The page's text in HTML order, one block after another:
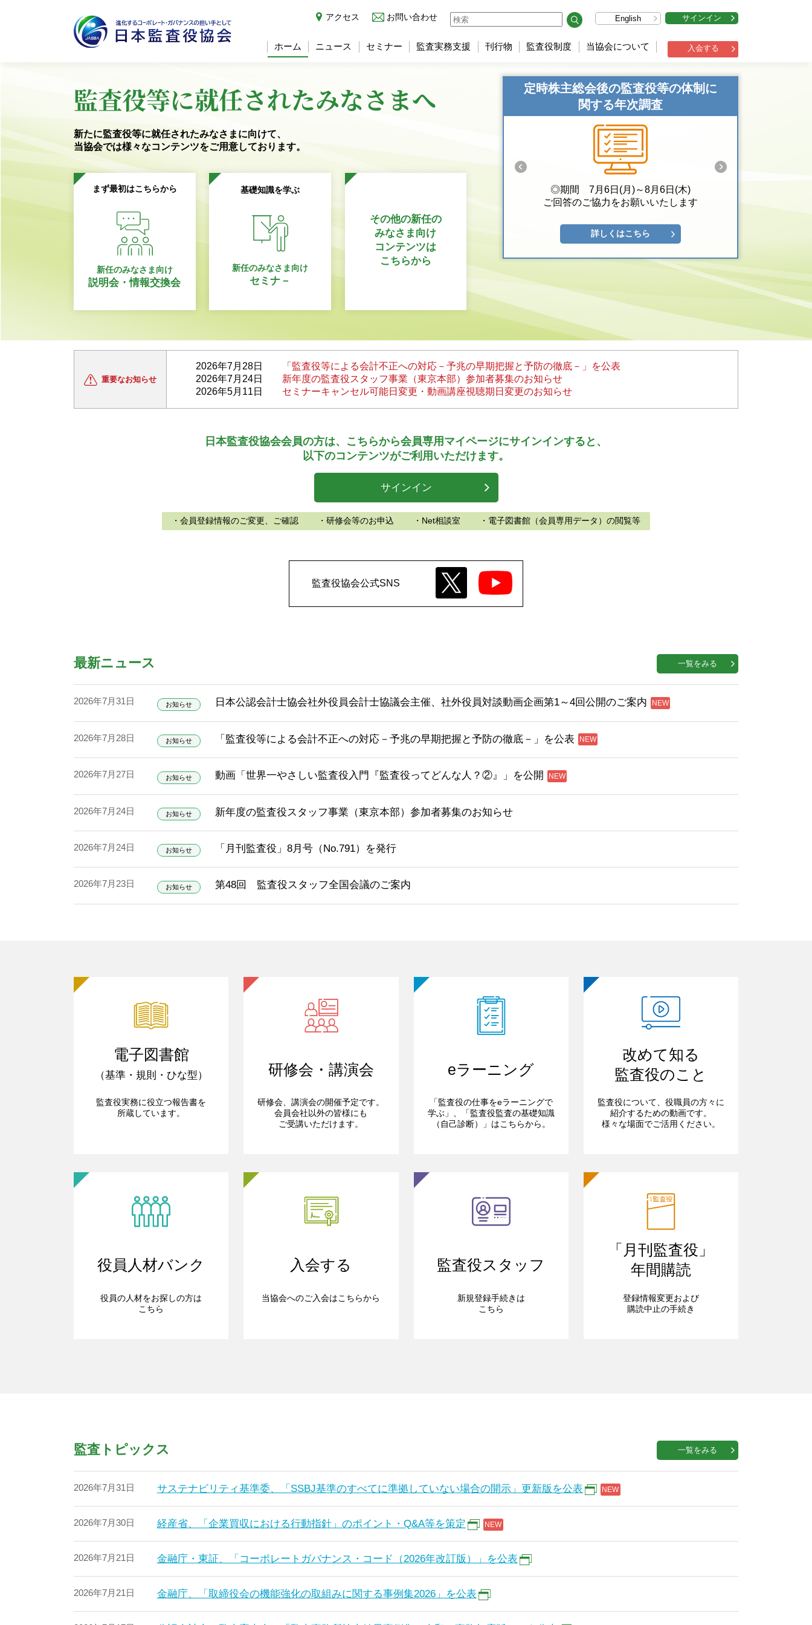
ホーム ニュース セミナー 監査実務支援 刊行物 監査役制度 当協会について 入会する
アクセス お問い合わせ English サインイン
監査役等に就任されたみなさまへ
新たに監査役等に就任されたみなさまに向けて、
当協会では様々なコンテンツをご用意しております。
まず最初はこちらから
新任のみなさま向け
説明会・情報交換会
基礎知識を学ぶ
新任のみなさま向け
セミナ－
その他の新任の
みなさま向け
コンテンツは
こちらから
定時株主総会後の監査役等の体制に
関する年次調査
◎期間 7月6日(月)～8月6日(木)
ご回答のご協力をお願いいたします
詳しくはこちら
重要なお知らせ
2026年7月28日
「監査役等による会計不正への対応－予兆の早期把握と予防の徹底－」を公表
2026年7月24日
新年度の監査役スタッフ事業（東京本部）参加者募集のお知らせ
2026年5月11日
セミナーキャンセル可能日変更・動画講座視聴期日変更のお知らせ
日本監査役協会会員の方は、 こちらから会員専用マイページにサインインすると、
以下のコンテンツがご利用いただけます。
サインイン
・会員登録情報のご変更、ご確認 ・研修会等のお申込 ・Net相談室 ・電子図書館（会員専用データ）の閲覧等
監査役協会公式SNS
最新ニュース 一覧をみる
2026年7月31日 お知らせ 日本公認会計士協会社外役員会計士協議会主催、社外役員対談動画企画第1～4回公開のご案内
2026年7月28日 お知らせ 「監査役等による会計不正への対応－予兆の早期把握と予防の徹底－」を公表
2026年7月27日 お知らせ 動画「世界一やさしい監査役入門『監査役ってどんな人？②』」を公開
2026年7月24日 お知らせ 新年度の監査役スタッフ事業（東京本部）参加者募集のお知らせ
2026年7月24日 お知らせ 「月刊監査役」8月号（No.791）を発行
2026年7月23日 お知らせ 第48回 監査役スタッフ全国会議のご案内
電子図書館
（基準・規則・ひな型）
監査役実務に役立つ報告書を
所蔵しています。
研修会・講演会
研修会、講演会の開催予定です。
会員会社以外の皆様にも
ご受講いただけます。
eラーニング
「監査役の仕事をeラーニングで
学ぶ」、「監査役監査の基礎知識
（自己診断）」はこちらから。
改めて知る
監査役のこと
監査役について、役職員の方々に
紹介するための動画です。
様々な場面でご活用ください。
役員人材バンク
役員の人材をお探しの方は
こちら
入会する
当協会へのご入会はこちらから
監査役スタッフ
新規登録手続きは
こちら
「月刊監査役」
年間購読
登録情報変更および
購読中止の手続き
監査トピックス 一覧をみる
2026年7月31日 サステナビリティ基準委、「SSBJ基準のすべてに準拠していない場合の開示」更新版を公表
2026年7月30日 経産省、「企業買収における行動指針」のポイント・Q&A等を策定
2026年7月21日 金融庁・東証、「コーポレートガバナンス・コード（2026年改訂版）」を公表
2026年7月21日 金融庁、「取締役会の機能強化の取組みに関する事例集2026」を公表